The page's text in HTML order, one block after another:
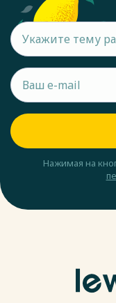
Нажимая на